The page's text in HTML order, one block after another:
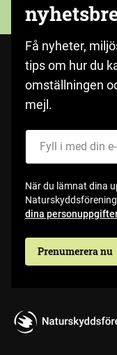
Få nyheter,
tips om hur du
omställningen
mejl.
När du lämnat dina
dina
Prenumerera nu